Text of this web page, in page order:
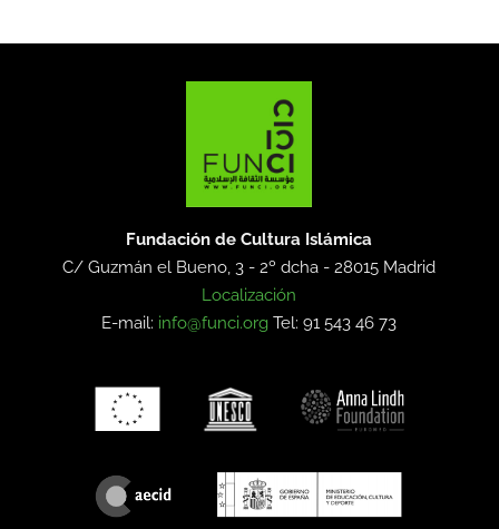
Fundación de Cultura Islámica
C/ Guzmán el Bueno, 3 - 2º dcha -28015 Madrid
Localización
E-mail: info@funci.org Tel: 91 543 46 73